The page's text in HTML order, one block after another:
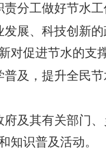
分工做好节水工
展、科技创新
对促进节水的支
及，提升全民
及其有关部门
知识普及活动。